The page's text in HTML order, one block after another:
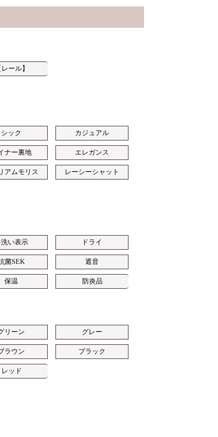
ール】
シック カジュアル
ナー裏地 エレガンス
アムモリス レーシーシャット
い表示 ドライ
菌SEK 遮音
保温 防炎品
リーン グレー
ラウン ブラック
レッド